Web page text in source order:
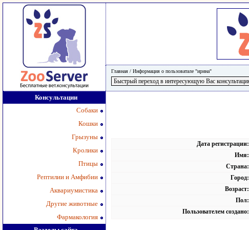
Главная / Информация о пользоватале "ирина"
Консультации
Собаки
Кошки
Грызуны
Кролики
Птицы
Рептилии и Амфибии
Аквариумистика
Другие животные
Фармакология
Дата регистрации:
Имя:
Страна:
Город:
Возраст:
Пол:
Пользователем создано: